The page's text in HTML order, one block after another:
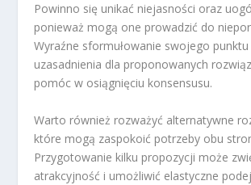
Powinno się unikać niejasności oraz
ponieważ mogą one prowadzić do
Wyraźne sformułowanie swojego
uzasadnienia dla proponowanych
pomóc w osiągnięciu konsensusu.
Warto również rozważyć alternatywne
które mogą zaspokoić potrzeby obu
Przygotowanie kilku propozycji może
atrakcyjność i umożliwić elastyczne